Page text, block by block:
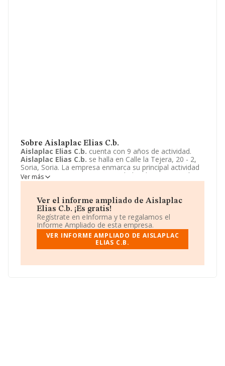
Sobre Aislaplac Elias C.b.
Aislaplac Elias C.b. cuenta con 9 años de actividad.
Aislaplac Elias C.b. se halla en Calle la Tejera, 20 - 2,
Soria, Soria. La empresa enmarca su principal actividad
CNAE como 4399 - Otras actividades de construcción
especializada n.c.o.p..Aislaplac Elias C.b.toma la
Ver más
Ver el informe ampliado de Aislaplac
Elias C.b. ¡Es gratis!
Regístrate en eInforma y te regalamos el
Informe Ampliado de esta empresa.
VER INFORME AMPLIADO DE AISLAPLAC
ELIAS C.B.